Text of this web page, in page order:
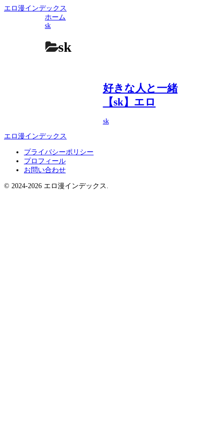
エロ漫インデックス
ホーム
sk
sk
好きな人と一緒
【sk】エロ
sk
エロ漫インデックス
プライバシーポリシー
プロフィール
お問い合わせ
© 2024-2026 エロ漫インデックス.